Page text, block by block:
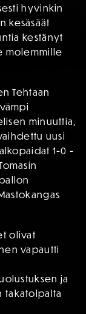
hyvinkin
kesäsäät
kestänyt
molemmille
Tehtaan
minuuttia,
uusi
1-0 -
olivat
vapautti
ja
takatolpalta